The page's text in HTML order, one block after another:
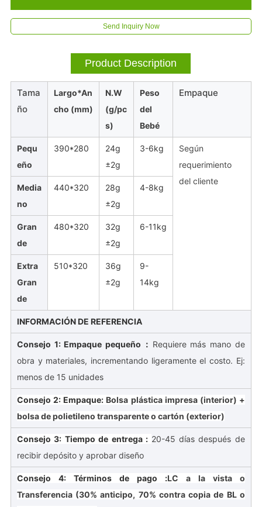
Send Inquiry Now
Product Description
Tama
ño
Largo*An
cho (mm)
N.W
(g/pc
s)
Peso
del
Bebé
Empaque
Pequ
eño
390*280
24g
±2g
3-6kg
Según
requerimiento
del cliente
Media
no
440*320
28g
±2g
4-8kg
Gran
de
480*320
32g
±2g
6-11kg
Extra
Gran
de
510*320
36g
±2g
9-
14kg
INFORMACIÓN DE REFERENCIA
Consejo 1: Empaque pequeño： Requiere más mano de
obra y materiales, incrementando ligeramente el costo. Ej:
menos de 15 unidades
Consejo 2: Empaque: Bolsa plástica impresa (interior) +
bolsa de polietileno transparente o cartón (exterior)
Consejo 3: Tiempo de entrega: 20-45 días después de
recibir depósito y aprobar diseño
Consejo 4: Términos de pago :LC a la vista o
Transferencia (30% anticipo, 70% contra copia de BL o